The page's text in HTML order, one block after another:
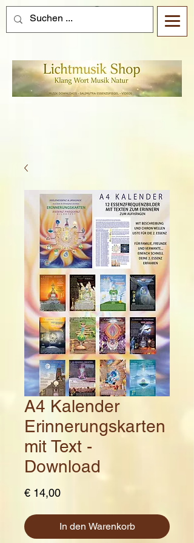
A4 Kalender
Erinnerungskarten
mit Text -
Download
€ 14,00Preis
In den Warenkorb